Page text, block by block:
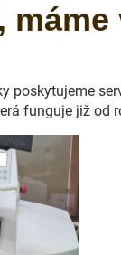
poskytujeme
funguje již od